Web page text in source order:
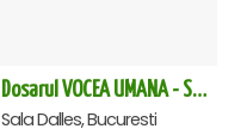
Dosarul VOCEA UMANA - Sala Dalles
Sala Dalles, Bucuresti